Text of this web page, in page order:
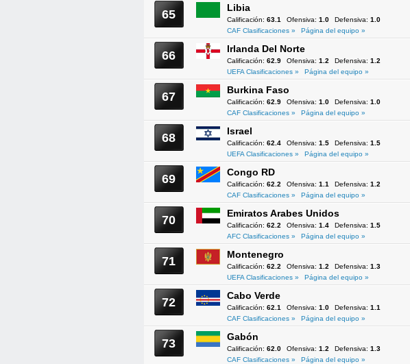
65 Libia
Calificación: 63.1 Ofensiva: 1.0 Defensiva: 1.0
CAF Clasificaciones »
Página del equipo »
66 Irlanda Del Norte
Calificación: 62.9 Ofensiva: 1.2 Defensiva: 1.2
UEFA Clasificaciones »
Página del equipo »
67 Burkina Faso
Calificación: 62.9 Ofensiva: 1.0 Defensiva: 1.0
CAF Clasificaciones »
Página del equipo »
68 Israel
Calificación: 62.4 Ofensiva: 1.5 Defensiva: 1.5
UEFA Clasificaciones »
Página del equipo »
69 Congo RD
Calificación: 62.2 Ofensiva: 1.1 Defensiva: 1.2
CAF Clasificaciones »
Página del equipo »
70 Emiratos Arabes Unidos
Calificación: 62.2 Ofensiva: 1.4 Defensiva: 1.5
AFC Clasificaciones »
Página del equipo »
71 Montenegro
Calificación: 62.2 Ofensiva: 1.2 Defensiva: 1.3
UEFA Clasificaciones »
Página del equipo »
72 Cabo Verde
Calificación: 62.1 Ofensiva: 1.0 Defensiva: 1.1
CAF Clasificaciones »
Página del equipo »
73 Gabón
Calificación: 62.0 Ofensiva: 1.2 Defensiva: 1.3
CAF Clasificaciones »
Página del equipo »